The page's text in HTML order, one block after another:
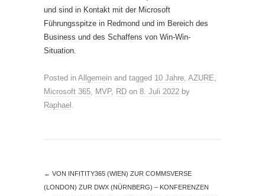
und sind in Kontakt mit der Microsoft
Führungsspitze in Redmond und im Bereich des
Business und des Schaffens von Win-Win-
Situation.
Posted in Allgemein and tagged 10 Jahre, AZURE,
Microsoft 365, MVP, RD on 8. Juli 2022 by
Raphael .
← VON INFITITY365 (WIEN) ZUR COMMSVERSE
(LONDON) ZUR DWX (NÜRNBERG) – KONFERENZEN